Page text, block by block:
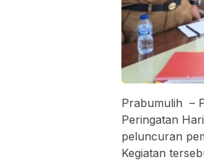
Prabumulih –
Peringatan
peluncuran
Kegiatan